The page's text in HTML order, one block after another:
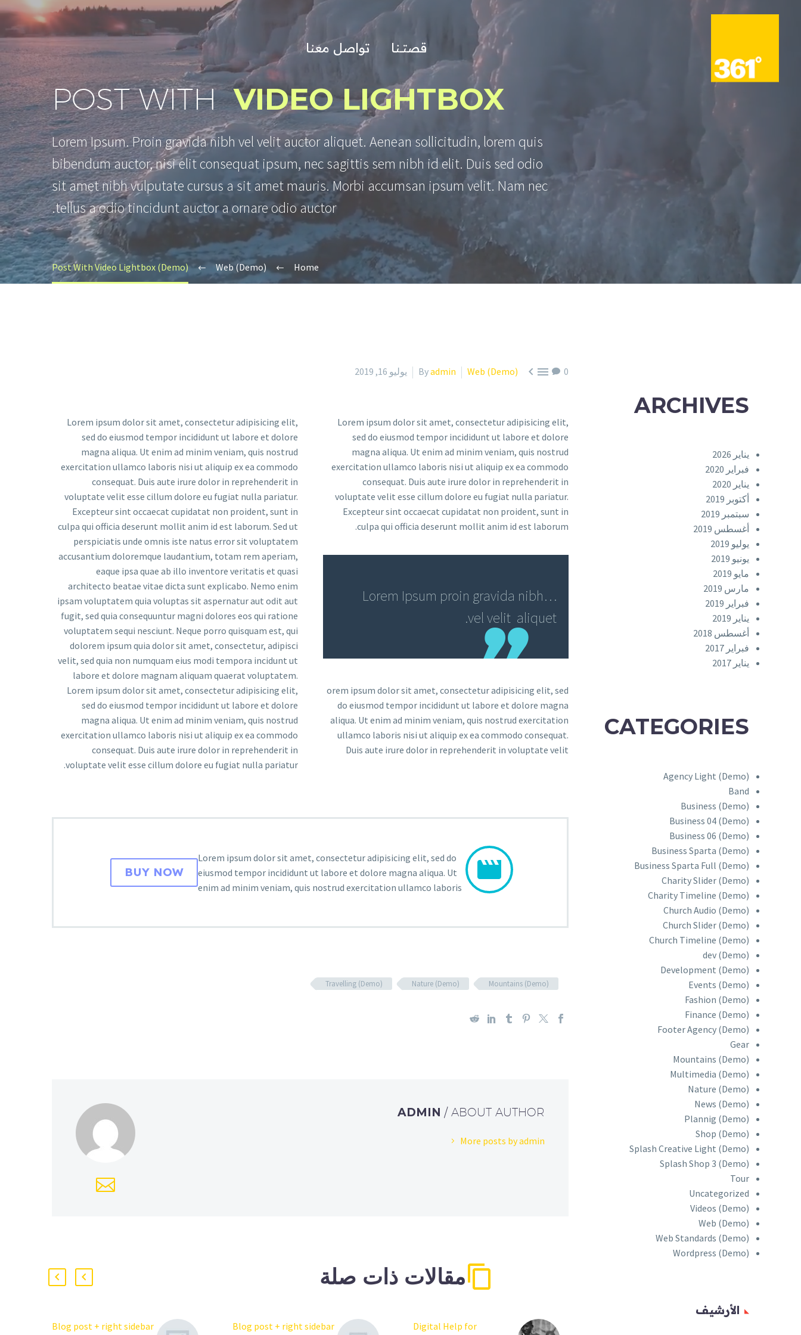
قصتــنا تواصل معنا
POST WITH VIDEO LIGHTBOX
Lorem Ipsum. Proin gravida nibh vel velit auctor aliquet. Aenean sollicitudin, lorem quis
bibendum auctor, nisi elit consequat ipsum, nec sagittis sem nibh id elit. Duis sed odio
sit amet nibh vulputate cursus a sit amet mauris. Morbi accumsan ipsum velit. Nam nec
tellus a odio tincidunt auctor a ornare odio auctor.
Home
Web (Demo)
Post With Video Lightbox (Demo)
0

Byadmin Web (Demo) يوليو 16, 2019
Lorem ipsum dolor sit amet, consectetur adipisicing elit,
sed do eiusmod tempor incididunt ut labore et dolore
magna aliqua. Ut enim ad minim veniam, quis nostrud
exercitation ullamco laboris nisi ut aliquip ex ea commodo
consequat. Duis aute irure dolor in reprehenderit in
voluptate velit esse cillum dolore eu fugiat nulla pariatur.
Excepteur sint occaecat cupidatat non proident, sunt in
culpa qui officia deserunt mollit anim id est laborum.
…Lorem Ipsum proin gravida nibh
vel velit aliquet.
orem ipsum dolor sit amet, consectetur adipisicing elit, sed
do eiusmod tempor incididunt ut labore et dolore magna
aliqua. Ut enim ad minim veniam, quis nostrud exercitation
ullamco laboris nisi ut aliquip ex ea commodo consequat.
Duis aute irure dolor in reprehenderit in voluptate velit
Lorem ipsum dolor sit amet, consectetur adipisicing elit,
sed do eiusmod tempor incididunt ut labore et dolore
magna aliqua. Ut enim ad minim veniam, quis nostrud
exercitation ullamco laboris nisi ut aliquip ex ea commodo
consequat. Duis aute irure dolor in reprehenderit in
voluptate velit esse cillum dolore eu fugiat nulla pariatur.
Excepteur sint occaecat cupidatat non proident, sunt in
culpa qui officia deserunt mollit anim id est laborum. Sed ut
perspiciatis unde omnis iste natus error sit voluptatem
accusantium doloremque laudantium, totam rem aperiam,
eaque ipsa quae ab illo inventore veritatis et quasi
architecto beatae vitae dicta sunt explicabo. Nemo enim
ipsam voluptatem quia voluptas sit aspernatur aut odit aut
fugit, sed quia consequuntur magni dolores eos qui ratione
voluptatem sequi nesciunt. Neque porro quisquam est, qui
dolorem ipsum quia dolor sit amet, consectetur, adipisci
velit, sed quia non numquam eius modi tempora incidunt ut
labore et dolore magnam aliquam quaerat voluptatem.
Lorem ipsum dolor sit amet, consectetur adipisicing elit,
sed do eiusmod tempor incididunt ut labore et dolore
magna aliqua. Ut enim ad minim veniam, quis nostrud
exercitation ullamco laboris nisi ut aliquip ex ea commodo
consequat. Duis aute irure dolor in reprehenderit in
voluptate velit esse cillum dolore eu fugiat nulla pariatur.
Lorem ipsum dolor sit amet, consectetur adipisicing elit, sed do
eiusmod tempor incididunt ut labore et dolore magna aliqua. Ut
enim ad minim veniam, quis nostrud exercitation ullamco laboris
BUY NOW
Mountains (Demo)
Nature (Demo)
Travelling (Demo)
ADMIN / ABOUT AUTHOR
More posts by admin
مقالات ذات صلة
Blog post + right sidebar
Blog post + right sidebar
Digital Help for
ARCHIVES
يناير 2026
فبراير 2020
يناير 2020
أكتوبر 2019
سبتمبر 2019
أغسطس 2019
يوليو 2019
يونيو 2019
مايو 2019
مارس 2019
فبراير 2019
يناير 2019
أغسطس 2018
فبراير 2017
يناير 2017
CATEGORIES
Agency Light (Demo)
Band
Business (Demo)
Business 04 (Demo)
Business 06 (Demo)
Business Sparta (Demo)
Business Sparta Full (Demo)
Charity Slider (Demo)
Charity Timeline (Demo)
Church Audio (Demo)
Church Slider (Demo)
Church Timeline (Demo)
dev (Demo)
Development (Demo)
Events (Demo)
Fashion (Demo)
Finance (Demo)
Footer Agency (Demo)
Gear
Mountains (Demo)
Multimedia (Demo)
Nature (Demo)
News (Demo)
Plannig (Demo)
Shop (Demo)
Splash Creative Light (Demo)
Splash Shop 3 (Demo)
Tour
Uncategorized
Videos (Demo)
Web (Demo)
Web Standards (Demo)
Wordpress (Demo)
الأرشيف